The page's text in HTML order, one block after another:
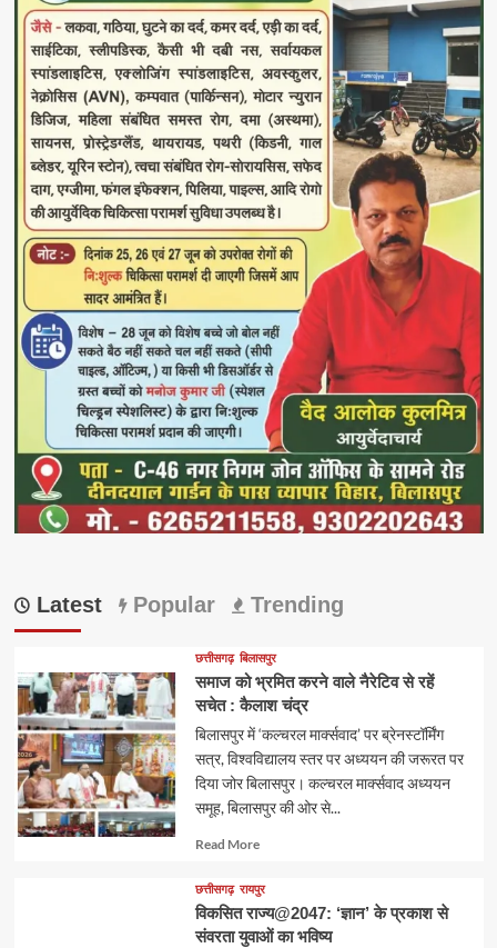
Latest Popular Trending
छत्तीसगढ़ बिलासपुर
समाज को भ्रमित करने वाले नैरेटिव से रहें
सचेत : कैलाश चंद्र
बिलासपुर में ‘कल्चरल मार्क्सवाद’ पर ब्रेनस्टॉर्मिंग
सत्र, विश्वविद्यालय स्तर पर अध्ययन की जरूरत पर
दिया जोर बिलासपुर। कल्चरल मार्क्सवाद अध्ययन
समूह, बिलासपुर की ओर से...
Read MoreRead
about
छत्तीसगढ़ रायपुर
विकसित राज्य@2047: ‘ज्ञान’ के प्रकाश से
संवरता युवाओं का भविष्य